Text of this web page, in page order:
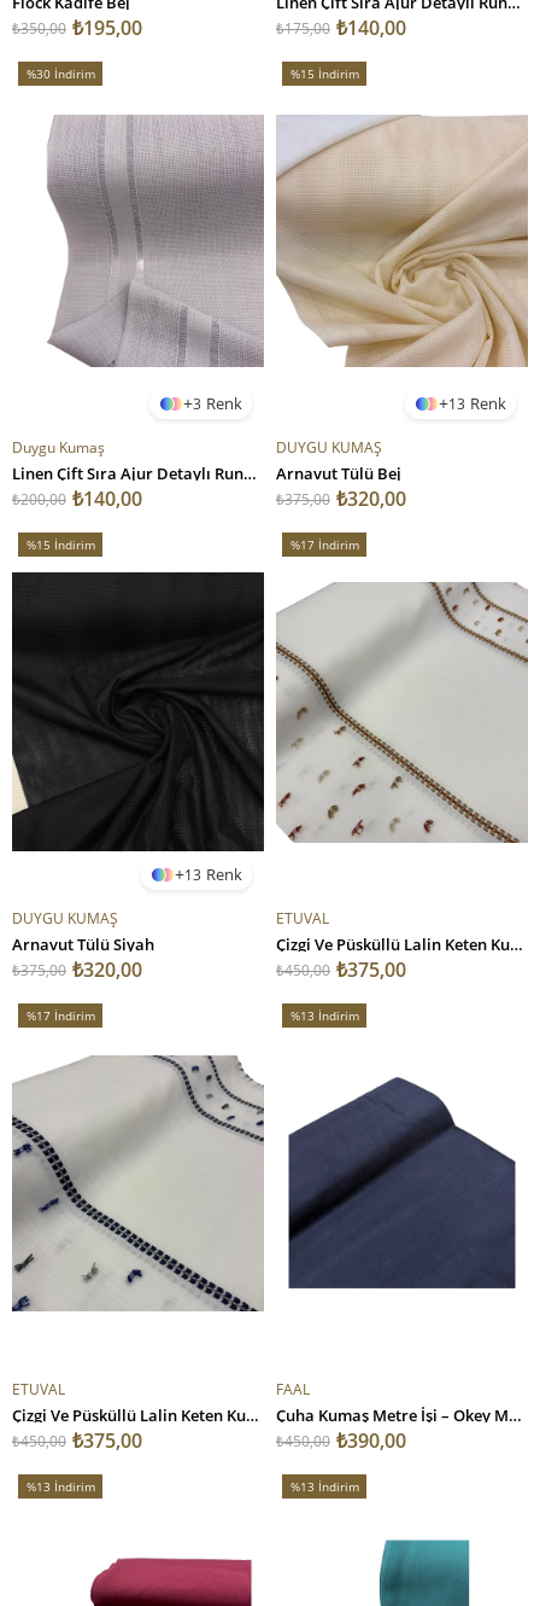
₺195,00
₺350,00 ₺140,00
₺175,00
3
%30 İndirim
Duygu Kumaş
Linen Çift Sıra Ajur Detaylı Runner Kumaş 65 Cm Genişlikli Gri
₺140,00
₺200,00
13
%15 İndirim
DUYGU KUMAŞ
Arnavut Tülü Bej
₺320,00
₺375,00
13
%15 İndirim
DUYGU KUMAŞ
Arnavut Tülü Siyah
₺320,00
₺375,00
%17 İndirim
ETUVAL
Çizgi Ve Püsküllü Lalin Keten Kumaş Tarçın
₺375,00
₺450,00
%17 İndirim
ETUVAL
Çizgi Ve Püsküllü Lalin Keten Kumaş Lacivert
₺375,00
₺450,00
%13 İndirim
FAAL
Çuha Kumaş Metre İşi – Okey Masası, Stand Kaplama ve Okul Projeleri İçin Lacivert
₺390,00
₺450,00
%13 İndirim
%13 İndirim